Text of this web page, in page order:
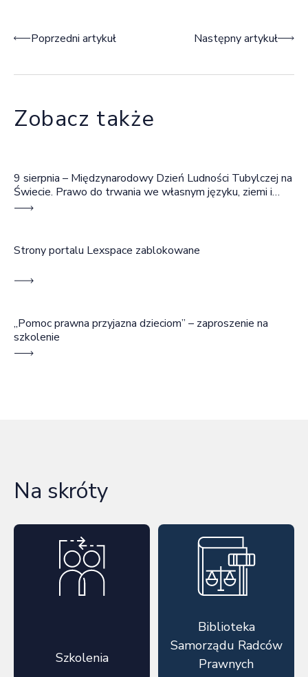
Nawigacja wpisu
Poprzedni artykuł Następny artykuł
Zobacz także
9 sierpnia – Międzynarodowy Dzień Ludności Tubylczej na
Świecie. Prawo do trwania we własnym języku, ziemi i
wspólnocie
Strony portalu Lexspace zablokowane
„Pomoc prawna przyjazna dzieciom” – zaproszenie na
szkolenie
Na skróty
Szkolenia
Biblioteka
Samorządu Radców
Prawnych